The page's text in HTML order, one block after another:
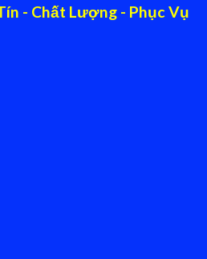
- Chất Lượng - Phục Vụ